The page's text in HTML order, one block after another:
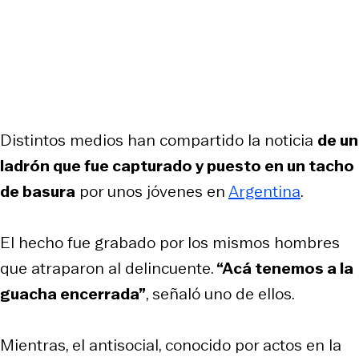
Distintos medios han compartido la noticia de un
ladrón que fue capturado y puesto en un tacho
de basura por unos jóvenes enArgentina.
El hecho fue grabado por los mismos hombres
que atraparon al delincuente.“Acá tenemos a la
guacha encerrada”, señaló uno de ellos.
Mientras, el antisocial, conocido por actos en la